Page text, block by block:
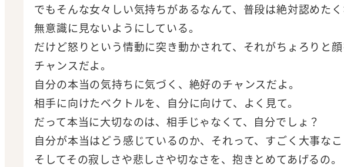
でもそんな女々しい気持ちがあるなんて、普段は絶対認めたく
無意識に見ないようにしている。
だけど怒りという情動に突き動かされて、それがちょろりと顔
チャンスだよ。
自分の本当の気持ちに気づく、絶好のチャンスだよ。
相手に向けたベクトルを、自分に向けて、よく見て。
だって本当に大切なのは、相手じゃなくて、自分でしょ？
自分が本当はどう感じているのか、それって、すごく大事な
そしてその寂しさや悲しさや切なさを、抱きとめてあげるの。